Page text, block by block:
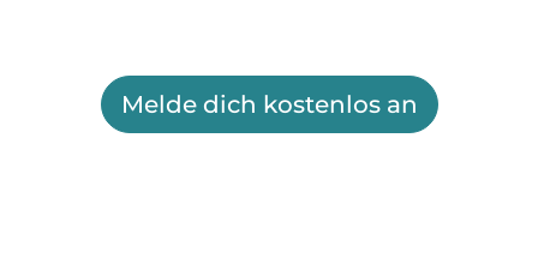
Melde dich kostenlos an